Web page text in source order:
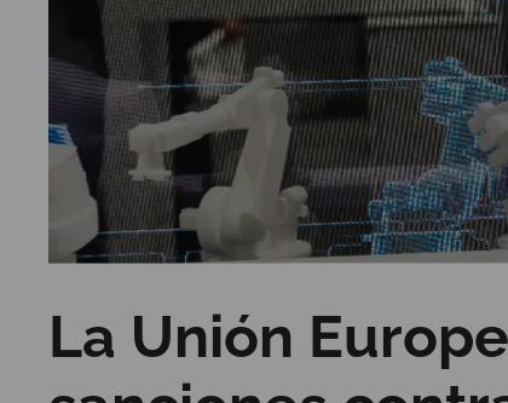
La Unión